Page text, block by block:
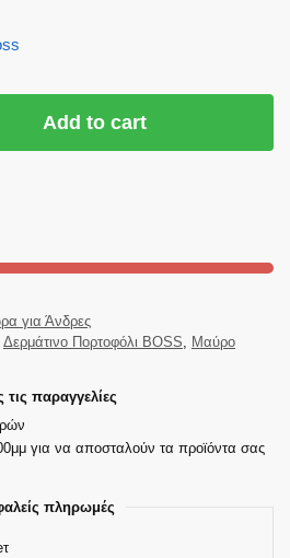
Add to cart
για Άνδρες
Δερμάτινο Πορτοφόλι BOSS, Μαύρο
παραγγελίες
για να αποσταλούν τα προϊόντα σας
πληρωμές